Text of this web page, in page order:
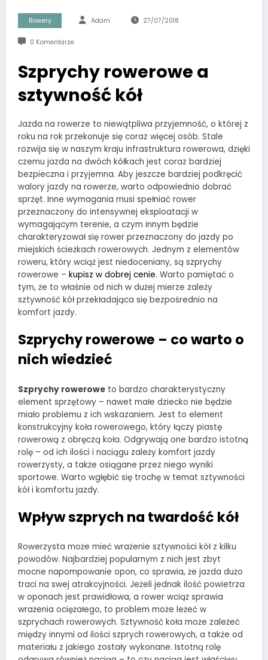
Rowery Adam 27/07/2018
0 Komentarze
Szprychy rowerowe a
sztywność kół
Jazda na rowerze to niewątpliwa przyjemność, o której z
roku na rok przekonuje się coraz więcej osób. Stale
rozwija się w naszym kraju infrastruktura rowerowa, dzięki
czemu jazda na dwóch kółkach jest coraz bardziej
bezpieczna i przyjemna. Aby jeszcze bardziej podkręcić
walory jazdy na rowerze, warto odpowiednio dobrać
sprzęt. Inne wymagania musi spełniać rower
przeznaczony do intensywnej eksploatacji w
wymagającym terenie, a czym innym będzie
charakteryzował się rower przeznaczony do jazdy po
miejskich ścieżkach rowerowych. Jednym z elementów
roweru, który wciąż jest niedoceniany, są szprychy
rowerowe – kupisz w dobrej cenie. Warto pamiętać o
tym, że to właśnie od nich w dużej mierze zależy
sztywność kół przekładająca się bezpośrednio na
komfort jazdy.
Szprychy rowerowe – co warto o
nich wiedzieć
Szprychy rowerowe to bardzo charakterystyczny
element sprzętowy – nawet małe dziecko nie będzie
miało problemu z ich wskazaniem. Jest to element
konstrukcyjny koła rowerowego, który łączy piastę
rowerową z obręczą koła. Odgrywają one bardzo istotną
rolę – od ich ilości i naciągu zależy komfort jazdy
rowerzysty, a także osiągane przez niego wyniki
sportowe. Warto wgłębić się trochę w temat sztywności
kół i komfortu jazdy.
Wpływ szprych na twardość kół
Rowerzysta może mieć wrażenie sztywności kół z kilku
powodów. Najbardziej popularnym z nich jest zbyt
mocne napompowanie opon, co sprawia, że jazda dużo
traci na swej atrakcyjności. Jeżeli jednak ilość powietrza
w oponach jest prawidłowa, a rower wciąż sprawia
wrażenia ociężałego, to problem może leżeć w
szprychach rowerowych. Sztywność koła może zależeć
między innymi od ilości szprych rowerowych, a także od
materiału z jakiego zostały wykonane. Istotną rolę